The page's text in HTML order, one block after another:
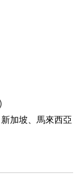
加坡、馬來西亞